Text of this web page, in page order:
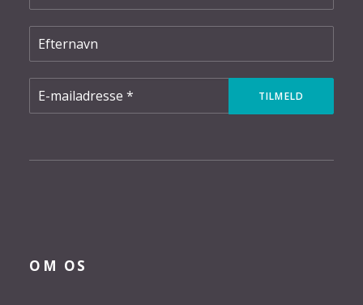
OM OS